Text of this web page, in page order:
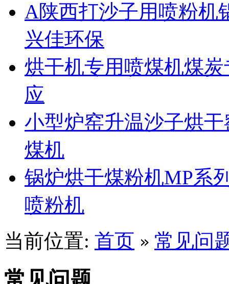
A陕西打沙子用喷粉机
兴佳环保
烘干机专用喷煤机煤
应
小型炉窑升温沙子烘
煤机
锅炉烘干煤粉机MP系
喷粉机
当前位置: 首页 » 常见问